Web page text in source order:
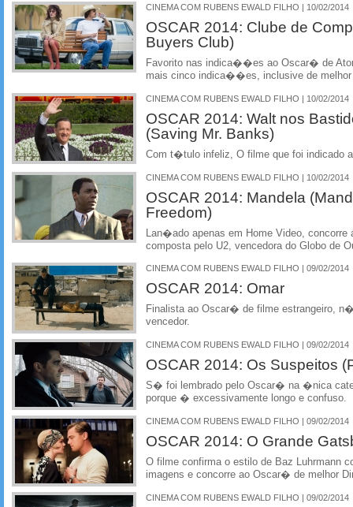
CINEMA COM RUBENS EWALD FILHO | 10/02/2014
OSCAR 2014: Clube de
Buyers Club)
Favorito nas indica��es ao Oscar� de
mais cinco indica��es, inclusive de
CINEMA COM RUBENS EWALD FILHO | 10/02/2014
OSCAR 2014: Walt nos
(Saving Mr. Banks)
Com t�tulo infeliz, O filme que foi indicado
CINEMA COM RUBENS EWALD FILHO | 10/02/2014
OSCAR 2014: Mandela
Freedom)
Lan�ado apenas em Home Video,
composta pelo U2, vencedora do Globo de
CINEMA COM RUBENS EWALD FILHO | 09/02/2014
OSCAR 2014: Omar
Finalista ao Oscar� de filme estrangeiro,
vencedor.
CINEMA COM RUBENS EWALD FILHO | 09/02/2014
OSCAR 2014: Os Suspeitos
S� foi lembrado pelo Oscar� na �nica
porque � excessivamente longo e confuso.
CINEMA COM RUBENS EWALD FILHO | 09/02/2014
OSCAR 2014: O Grande
O filme confirma o estilo de Baz Luhrmann
imagens e concorre ao Oscar� de melhor
CINEMA COM RUBENS EWALD FILHO | 09/02/2014